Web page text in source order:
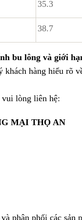
35.3
38.7
bu lông và giới
khách hàng hiểu rõ
vui lòng liên hệ:
MẠI THỌ AN
phân phối các sản